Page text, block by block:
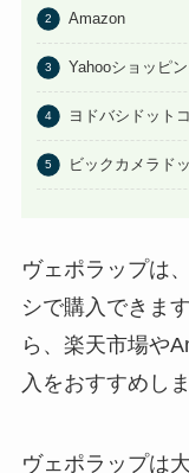
あわせて読みたい
Amazon
Yahooショッピ
ヨドバシドット
ビックカメラド
ヴェポラップは
シで購入できま
ら、楽天市場や
入をおすすめしま
ヴェポラップは